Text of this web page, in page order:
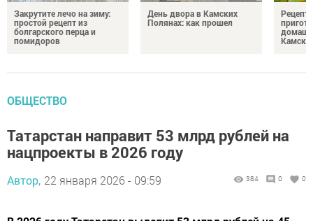
Закрутите лечо на зиму:
простой рецепт из
болгарского перца и
помидоров
День двора в Камских
Полянах: как прошел
ОБЩЕСТВО
Татарстан направит 53 млрд рублей на
нацпроекты в 2026 году
Автор, 22 января 2026 - 09:59 384 0 0